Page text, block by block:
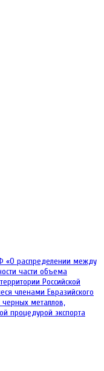
«О распределении между
части объема
Российской
членами Евразийского
металлов,
процедурой экспорта